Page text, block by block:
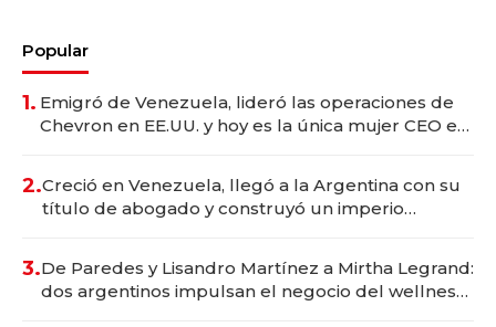
Popular
1. Emigró de Venezuela, lideró las operaciones de
Chevron en EE.UU. y hoy es la única mujer CEO en
2.Creció en Venezuela, llegó a la Argentina con su
título de abogado y construyó un imperio
3.De Paredes y Lisandro Martínez a Mirtha Legrand:
dos argentinos impulsan el negocio del wellness